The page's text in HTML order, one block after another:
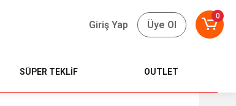
Giriş Yap Üye Ol
0
SÜPER TEKLİF OUTLET